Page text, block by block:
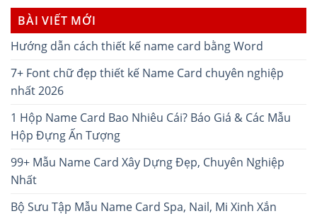
BÀI VIẾT MỚI
Hướng dẫn cách thiết kế name card bằng Word
7+ Font chữ đẹp thiết kế Name Card chuyên nghiệp
nhất 2026
1 Hộp Name Card Bao Nhiêu Cái? Báo Giá & Các Mẫu
Hộp Đựng Ấn Tượng
99+ Mẫu Name Card Xây Dựng Đẹp, Chuyên Nghiệp
Nhất
Bộ Sưu Tập Mẫu Name Card Spa, Nail, Mi Xinh Xắn